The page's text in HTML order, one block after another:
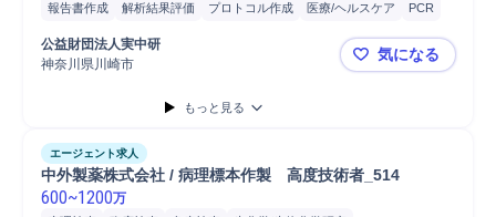
報告書作成 解析結果評価 プロトコル作成 医療/ヘルスケア
PCR
遺伝子工学研究開発
検査機器調整/検査
公益財団法人実中研
神奈川県川崎市
実験動物の
気になる
もっと見る
エージェント求人
中外製薬株式会社 / 病理標本作製　高度技術者_514
600~1200万